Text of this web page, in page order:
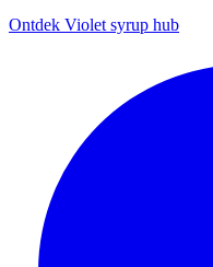
Ontdek Violet syrup hub